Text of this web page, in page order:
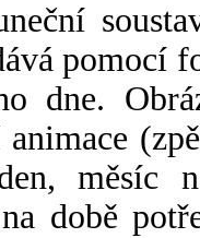
pomocí
dne.
měsíc
době